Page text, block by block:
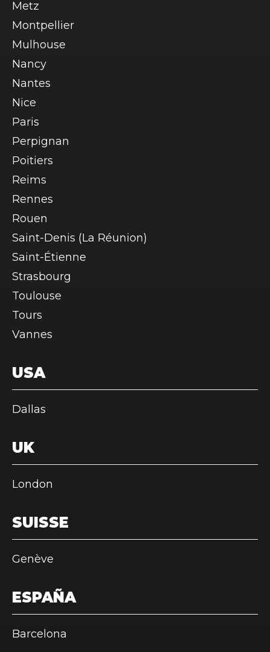
Metz
Montpellier
Mulhouse
Nancy
Nantes
Nice
Paris
Perpignan
Poitiers
Reims
Rennes
Rouen
Saint-Denis (La Réunion)
Saint-Étienne
Strasbourg
Toulouse
Tours
Vannes
USA
Dallas
UK
London
SUISSE
Genève
ESPAÑA
Barcelona